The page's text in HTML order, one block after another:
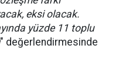
eksi olacak.
yüzde 11 toplu
" değerlendirmesinde